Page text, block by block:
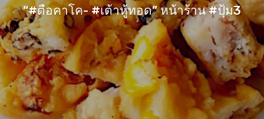
“#ตือคาโค- #เต้าหู้ทอด” หน้าร้าน #ปุ้ม3